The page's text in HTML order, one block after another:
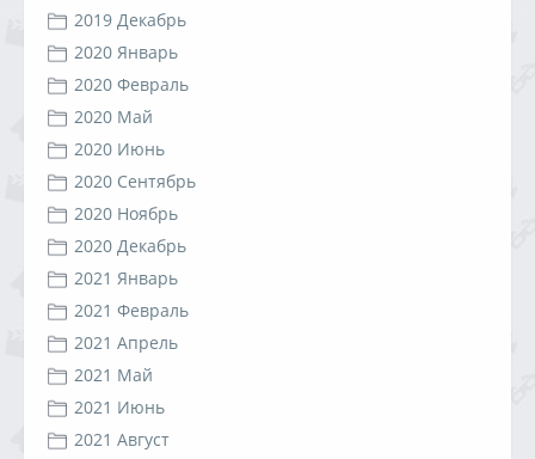
2019 Декабрь
2020 Январь
2020 Февраль
2020 Май
2020 Июнь
2020 Сентябрь
2020 Ноябрь
2020 Декабрь
2021 Январь
2021 Февраль
2021 Апрель
2021 Май
2021 Июнь
2021 Август